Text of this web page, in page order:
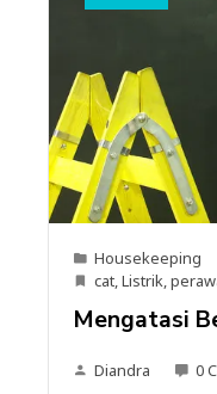
Housekeeping
cat,Listrik,
Mengatasi
Diandra 0